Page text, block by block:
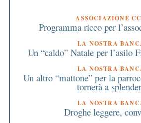
ASSOCIAZIONE
Programma ricco per
LA NOSTRA
Un “caldo” Natale per l’asilo
LA NOSTRA
Un altro “mattone” per la
tornerà a
LA NOSTRA
Droghe leggere,